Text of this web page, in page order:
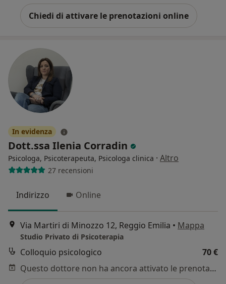
Chiedi di attivare le prenotazioni online
In evidenza
Dott.ssa Ilenia Corradin
Psicologa, Psicoterapeuta, Psicologa clinica · Altro
27 recensioni
Indirizzo Online
Via Martiri di Minozzo 12, Reggio Emilia • Mappa
Studio Privato di Psicoterapia
Colloquio psicologico
70 €
Questo dottore non ha ancora attivato le prenotazioni online presso questo indirizzo.